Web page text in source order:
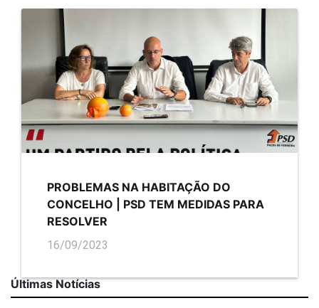
PROBLEMAS NA HABITAÇÃO DO
CONCELHO | PSD TEM MEDIDAS PARA
RESOLVER
16/09/2023
Últimas Notícias